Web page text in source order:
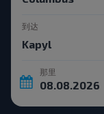
到达
那里